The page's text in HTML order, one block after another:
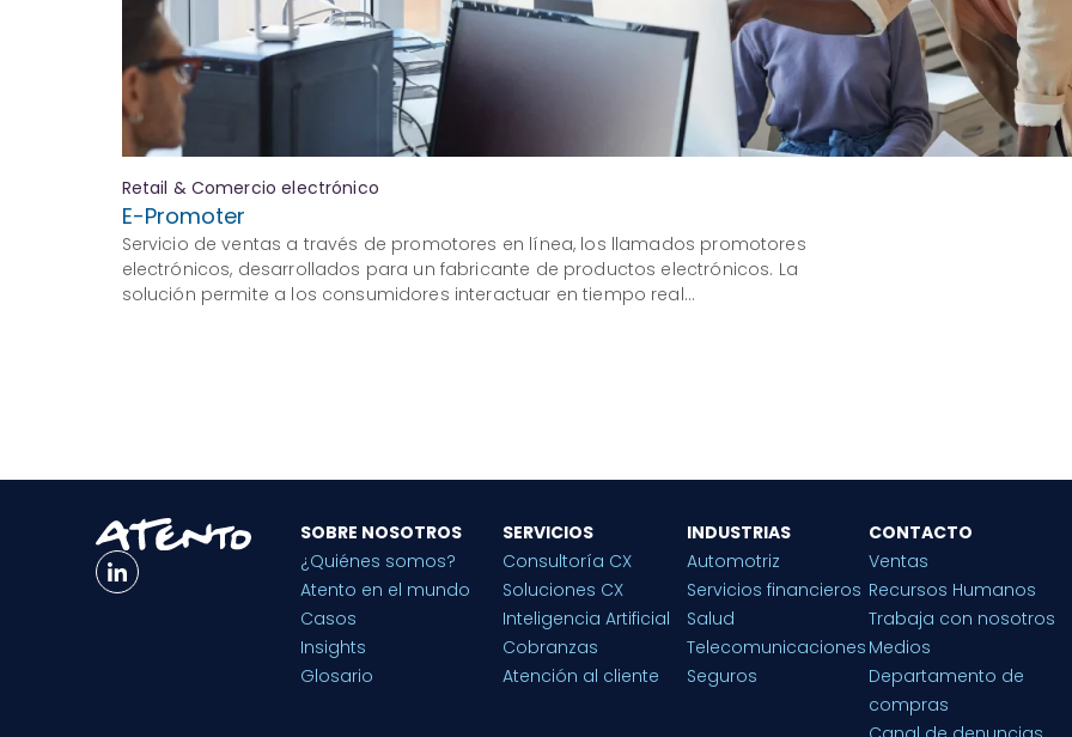
Retail & Comercio electrónico
E-Promoter
Servicio de ventas a través de promotores en línea, los llamados promotores
electrónicos, desarrollados para un fabricante de productos electrónicos. La
solución permite a los consumidores interactuar en tiempo real…
SOBRE NOSOTROS
¿Quiénes somos?
Atento en el mundo
Casos
Insights
Glosario
SERVICIOS
Consultoría CX
Soluciones CX
Inteligencia Artificial
Cobranzas
Atención al cliente
INDUSTRIAS
Automotriz
Servicios financieros
Salud
Telecomunicaciones
Seguros
CONTACTO
Ventas
Recursos Humanos
Trabaja con nosotros
Medios
Departamento de
compras